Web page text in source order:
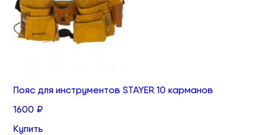
Пояс для инструментов STAYER 10 карманов
1600 ₽
Купить